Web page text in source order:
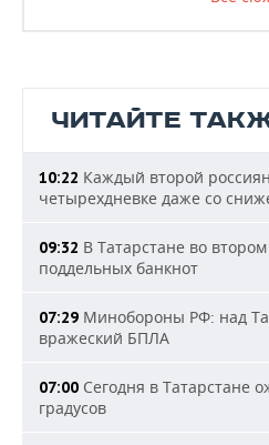
ЧИТАЙТЕ
10:22 Каждый второй
четырехдневке даже со
09:32 В Татарстане во
поддельных банкнот
07:29 Минобороны РФ: над
вражеский БПЛА
07:00 Сегодня в Татарстане
градусов